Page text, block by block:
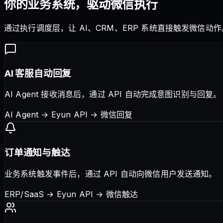
你的业务系统，驱动微信执行
通过执行调度层，让 AI、CRM、ERP 系统直接触发微信动
AI 客服自动回复
AI Agent 接收消息后，通过 API 自动完成意图识别与回复。
AI Agent → Eyun API → 微信回复
订单通知与触达
业务系统触发事件后，通过 API 自动向微信用户发送通知。
ERP/SaaS → Eyun API → 微信触达